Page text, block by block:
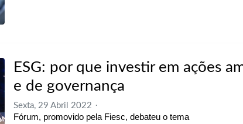
ESG: por que investir em ações
e de governança
Sexta, 29 Abril 2022
Fórum, promovido pela Fiesc, debateu o tema